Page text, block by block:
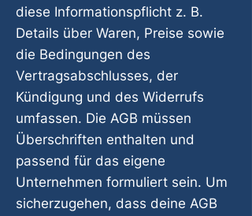
diese Informationspflicht z. B.
Details über Waren, Preise sowie
die Bedingungen des
Vertragsabschlusses, der
Kündigung und des Widerrufs
umfassen. Die AGB müssen
Überschriften enthalten und
passend für das eigene
Unternehmen formuliert sein. Um
sicherzugehen, dass deine AGB